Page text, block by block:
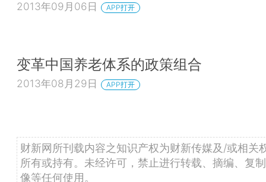
2013年09月06日 APP打开
变革中国养老体系的政策组合
2013年08月29日 APP打开
财新网所刊载内容之知识产权为财新传媒及/或相关
所有或持有。未经许可，禁止进行转载、摘编、复
像等任何使用。